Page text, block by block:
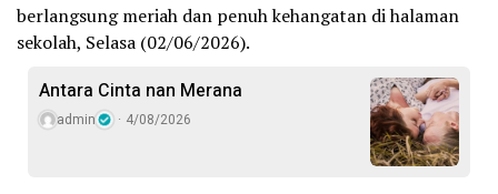
berlangsung meriah dan penuh kehangatan di halaman
sekolah, Selasa (02/06/2026).
Antara Cinta nan Merana
admin 4/08/2026